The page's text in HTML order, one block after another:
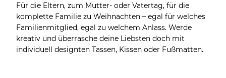
Für die Eltern, zum Mutter- oder Vatertag, für die
komplette Familie zu Weihnachten – egal für welches
Familienmitglied, egal zu welchem Anlass. Werde
kreativ und überrasche deine Liebsten doch mit
individuell designten Tassen, Kissen oder Fußmatten.